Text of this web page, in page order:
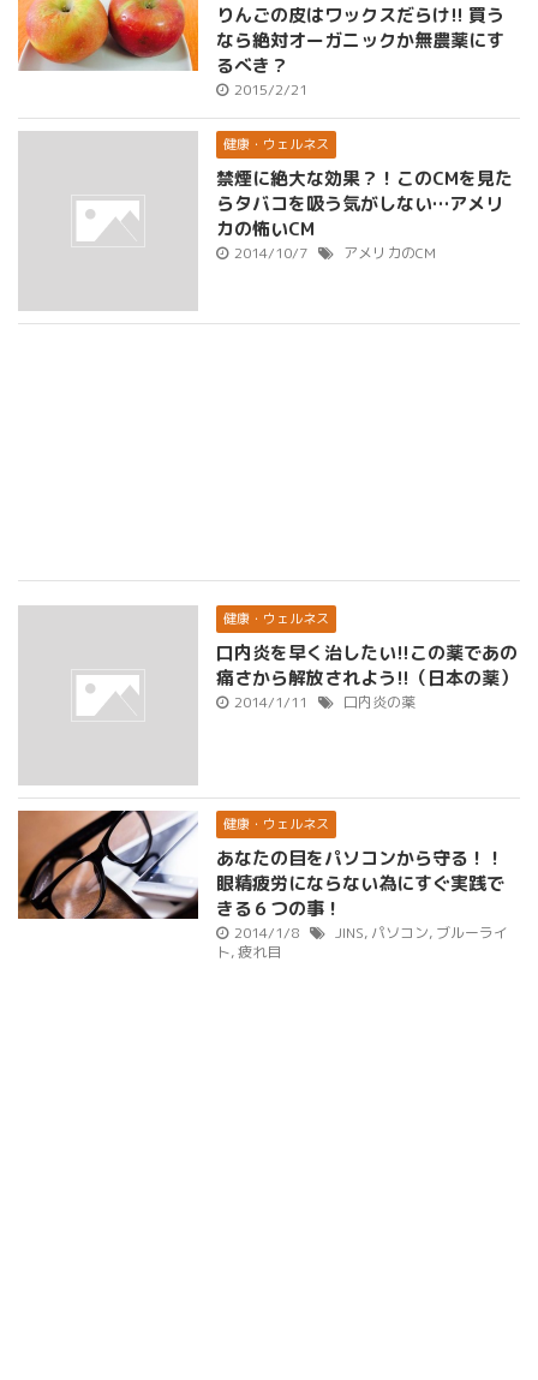
りんごの皮はワックスだらけ!! 買う
なら絶対オーガニックか無農薬にす
るべき？
2015/2/21
健康・ウェルネス
禁煙に絶大な効果？！このCMを見た
らタバコを吸う気がしない…アメリ
カの怖いCM
2014/10/7 アメリカのCM
健康・ウェルネス
口内炎を早く治したい!!この薬であの
痛さから解放されよう!!（日本の薬）
2014/1/11 口内炎の薬
健康・ウェルネス
あなたの目をパソコンから守る！！
眼精疲労にならない為にすぐ実践で
きる６つの事！
2014/1/8 JINS, パソコン, ブルーライ
ト,疲れ目